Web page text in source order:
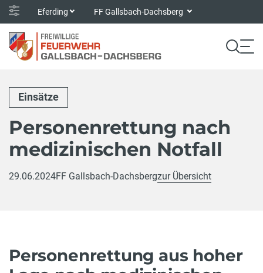
Eferding FF Gallsbach-Dachsberg
Einsätze
Personenrettung nach
medizinischen Notfall
29.06.2024FF Gallsbach-Dachsbergzur Übersicht
Personenrettung aus hoher